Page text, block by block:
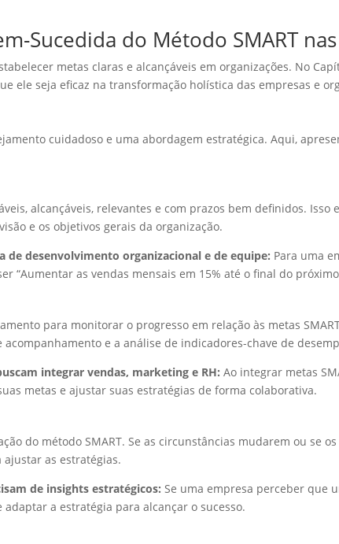
Sucedida do Método SMART
metas claras e alcançáveis em organizações. No
ele seja eficaz na transformação holística das empresas e
cuidadoso e uma abordagem estratégica. Aqui,
alcançáveis, relevantes e com prazos bem definidos. Isso
e os objetivos gerais da organização.
de desenvolvimento organizacional e de equipe: Para uma
“Aumentar as vendas mensais em 15% até o final do
para monitorar o progresso em relação às metas
e a análise de indicadores-chave de
integrar vendas, marketing e RH: Ao integrar metas
metas e ajustar suas estratégias de forma colaborativa.
do método SMART. Se as circunstâncias mudarem ou se
as estratégias.
de insights estratégicos: Se uma empresa perceber que
a estratégia para alcançar o sucesso.